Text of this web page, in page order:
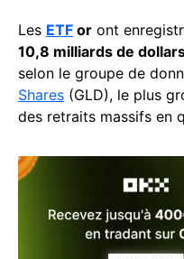
Les ETF or ont
10,8 milliards de
selon le groupe de
Shares (GLD), le plus
des retraits massifs en